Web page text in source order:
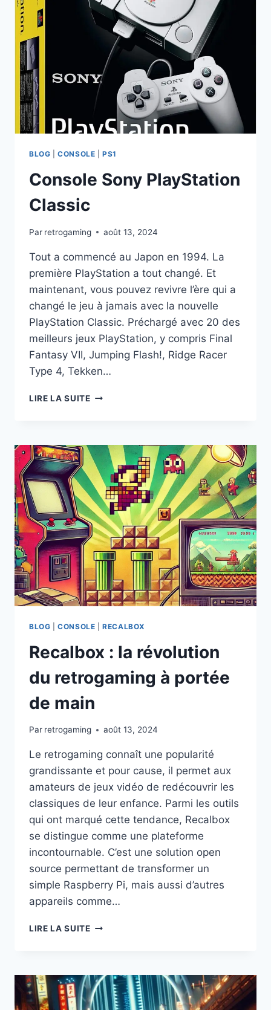
BLOG |CONSOLE |PS1
Console Sony PlayStation
Classic
Par retrogaming août 13, 2024
Tout a commencé au Japon en 1994. La
première PlayStation a tout changé. Et
maintenant, vous pouvez revivre l’ère qui a
changé le jeu à jamais avec la nouvelle
PlayStation Classic. Préchargé avec 20 des
meilleurs jeux PlayStation, y compris Final
Fantasy VII, Jumping Flash!, Ridge Racer
Type 4, Tekken…
LIRE LA SUITECONSOLE
BLOG |CONSOLE |RECALBOX
Recalbox : la révolution
du retrogaming à portée
de main
Par retrogaming août 13, 2024
Le retrogaming connaît une popularité
grandissante et pour cause, il permet aux
amateurs de jeux vidéo de redécouvrir les
classiques de leur enfance. Parmi les outils
qui ont marqué cette tendance, Recalbox
se distingue comme une plateforme
incontournable. C’est une solution open
source permettant de transformer un
simple Raspberry Pi, mais aussi d’autres
appareils comme…
LIRE LA SUITERECALBOX
DU
RETROGAMING
À